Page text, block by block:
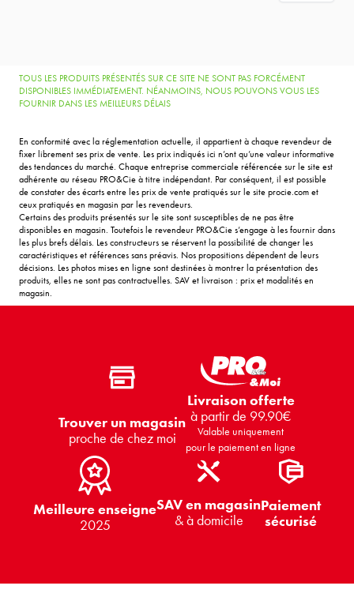
TOUS LES PRODUITS PRÉSENTÉS SUR CE SITE NE SONT PAS FORCÉMENT
DISPONIBLES IMMÉDIATEMENT. NÉANMOINS, NOUS POUVONS VOUS LES
FOURNIR DANS LES MEILLEURS DÉLAIS
En conformité avec la réglementation actuelle, il appartient à chaque revendeur de
fixer librement ses prix de vente. Les prix indiqués ici n’ont qu’une valeur informative
des tendances du marché. Chaque entreprise commerciale référencée sur le site est
adhérente au réseau PRO&Cie à titre indépendant. Par conséquent, il est possible
de constater des écarts entre les prix de vente pratiqués sur le site procie.com et
ceux pratiqués en magasin par les revendeurs.
Certains des produits présentés sur le site sont susceptibles de ne pas être
disponibles en magasin. Toutefois le revendeur PRO&Cie s’engage à les fournir dans
les plus brefs délais. Les constructeurs se réservent la possibilité de changer les
caractéristiques et références sans préavis. Nos propositions dépendent de leurs
décisions. Les photos mises en ligne sont destinées à montrer la présentation des
produits, elles ne sont pas contractuelles. SAV et livraison : prix et modalités en
magasin.
Trouver un magasin
proche de chez moi
Livraison offerte
à partir de 99.90€
Valable uniquement
pour le paiement en ligne
Meilleure enseigne
2025
SAV en magasin
& à domicile
Paiement
sécurisé